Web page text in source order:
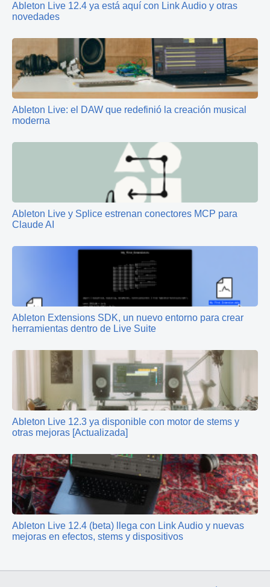
Ableton Live 12.4 ya está aquí con Link Audio y otras
novedades
Ableton Live: el DAW que redefinió la creación musical
moderna
Ableton Live y Splice estrenan conectores MCP para
Claude AI
Ableton Extensions SDK, un nuevo entorno para crear
herramientas dentro de Live Suite
Ableton Live 12.3 ya disponible con motor de stems y
otras mejoras [Actualizada]
Ableton Live 12.4 (beta) llega con Link Audio y nuevas
mejoras en efectos, stems y dispositivos